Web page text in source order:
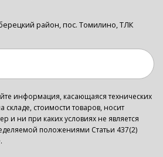
район, пос. Томилино, ТЛК
информация, касающаяся технических
складе, стоимости товаров, носит
и ни при каких условиях не является
положениями Статьи 437(2)